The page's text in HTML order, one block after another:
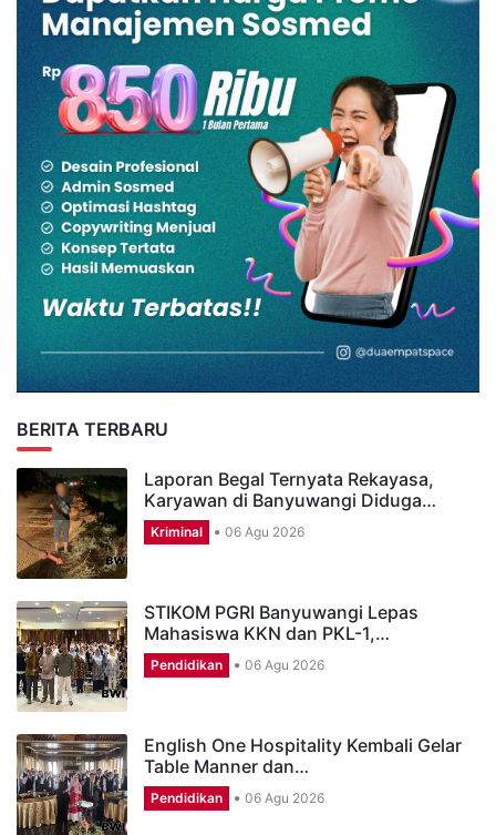
BERITA TERBARU
Laporan Begal Ternyata Rekayasa,
Karyawan di Banyuwangi Diduga…
Kriminal 06 Agu 2026
STIKOM PGRI Banyuwangi Lepas
Mahasiswa KKN dan PKL-1,…
Pendidikan 06 Agu 2026
English One Hospitality Kembali Gelar
Table Manner dan…
Pendidikan 06 Agu 2026